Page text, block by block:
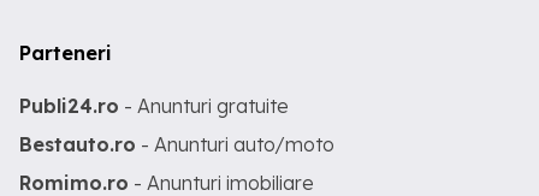
Parteneri
Publi24.ro - Anunturi gratuite
Bestauto.ro - Anunturi auto/moto
Romimo.ro - Anunturi imobiliare